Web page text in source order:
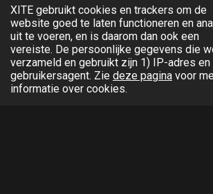
business.xite.com
XITE gebruikt cookies en trackers om de
website goed te laten functioneren en
uit te voeren, en is daarom dan ook een
vereiste. De persoonlijke gegevens die
verzameld en gebruikt zijn 1) IP-adres en
gebruikersagent. Zie deze pagina voor
informatie over cookies.